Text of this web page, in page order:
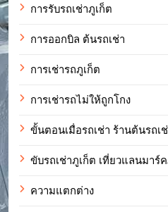
การรับรถเช่าภูเก็ต
การออกบิล ต้นรถเช่า
การเช่ารถภูเก็ต
การเช่ารถไม่ให้ถูกโกง
ขั้นตอนเมื่อรถเช่า ร้านต้นรถเ
ขับรถเช่าภูเก็ต เที่ยวแลนมา
ความแตกต่าง